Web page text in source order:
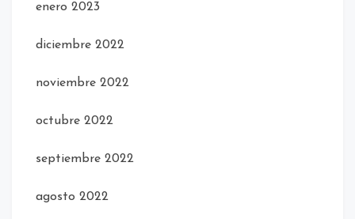
enero 2023
diciembre 2022
noviembre 2022
octubre 2022
septiembre 2022
agosto 2022